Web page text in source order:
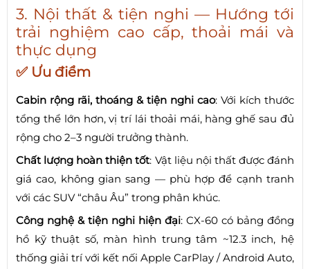
3. Nội thất & tiện nghi — Hướng tới
trải nghiệm cao cấp, thoải mái và
thực dụng
✅ Ưu điểm
Cabin rộng rãi, thoáng & tiện nghi cao: Với kích thước
tổng thể lớn hơn, vị trí lái thoải mái, hàng ghế sau đủ
rộng cho 2–3 người trưởng thành.
Chất lượng hoàn thiện tốt: Vật liệu nội thất được đánh
giá cao, không gian sang — phù hợp để cạnh tranh
với các SUV “châu Âu” trong phân khúc.
Công nghệ & tiện nghi hiện đại: CX-60 có bảng đồng
hồ kỹ thuật số, màn hình trung tâm ~12.3 inch, hệ
thống giải trí với kết nối Apple CarPlay / Android Auto,